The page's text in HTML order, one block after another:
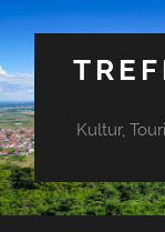
Kultur,